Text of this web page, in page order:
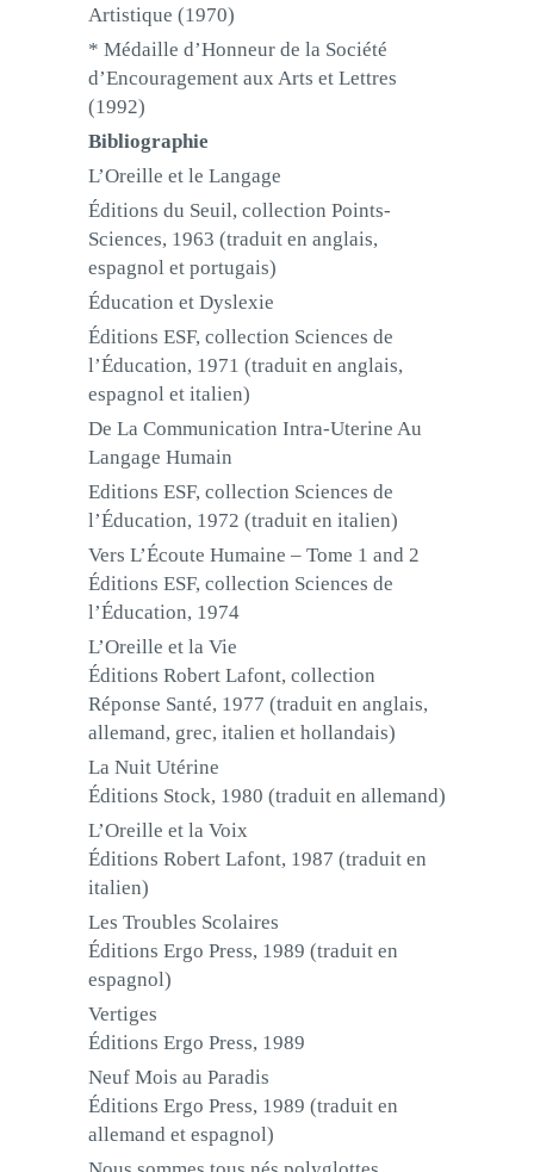
Artistique (1970)
* Médaille d’Honneur de la Société
d’Encouragement aux Arts et Lettres
(1992)
Bibliographie
L’Oreille et le Langage
Éditions du Seuil, collection Points-
Sciences, 1963 (traduit en anglais,
espagnol et portugais)
Éducation et Dyslexie
Éditions ESF, collection Sciences de
l’Éducation, 1971 (traduit en anglais,
espagnol et italien)
De La Communication Intra-Uterine Au
Langage Humain
Editions ESF, collection Sciences de
l’Éducation, 1972 (traduit en italien)
Vers L’Écoute Humaine – Tome 1 and 2
Éditions ESF, collection Sciences de
l’Éducation, 1974
L’Oreille et la Vie
Éditions Robert Lafont, collection
Réponse Santé, 1977 (traduit en anglais,
allemand, grec, italien et hollandais)
La Nuit Utérine
Éditions Stock, 1980 (traduit en allemand)
L’Oreille et la Voix
Éditions Robert Lafont, 1987 (traduit en
italien)
Les Troubles Scolaires
Éditions Ergo Press, 1989 (traduit en
espagnol)
Vertiges
Éditions Ergo Press, 1989
Neuf Mois au Paradis
Éditions Ergo Press, 1989 (traduit en
allemand et espagnol)